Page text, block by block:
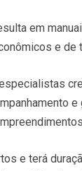
em
e de
e terá